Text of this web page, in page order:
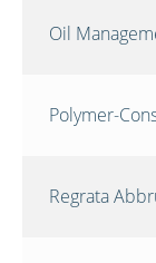
Oil
Polymer-
Regrata